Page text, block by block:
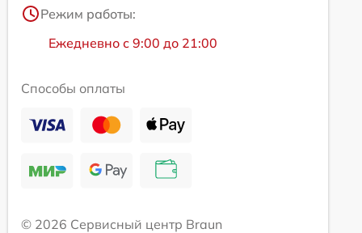
Режим работы:
Ежедневно с 9:00 до 21:00
Способы оплаты
© 2026 Сервисный центр Braun